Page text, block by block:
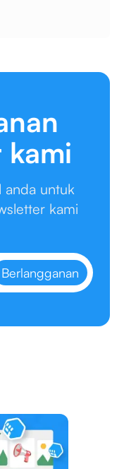
kami
anda untuk
kami
Berlangganan